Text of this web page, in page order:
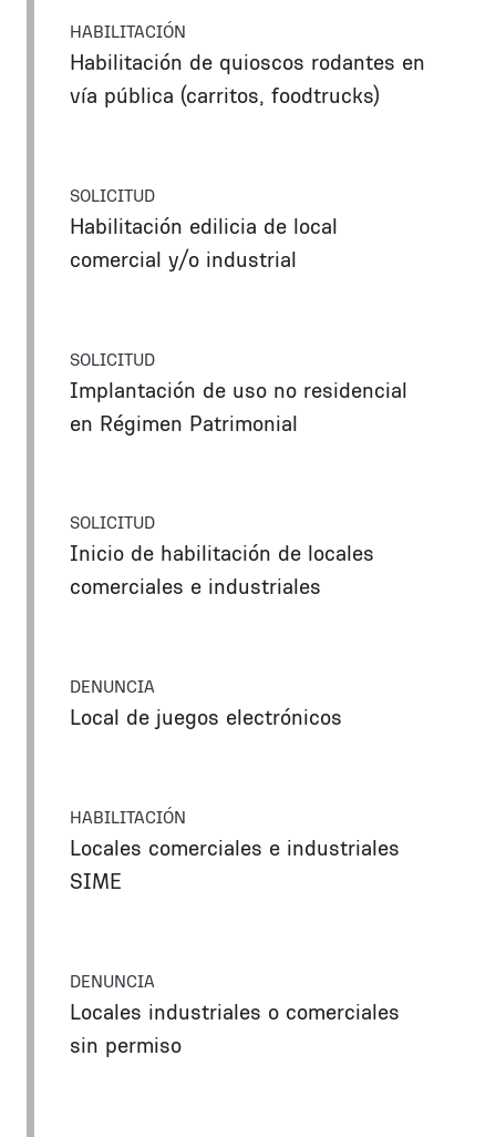
HABILITACIÓN
Habilitación de quioscos rodantes en
vía pública (carritos, foodtrucks)
SOLICITUD
Habilitación edilicia de local
comercial y/o industrial
SOLICITUD
Implantación de uso no residencial
en Régimen Patrimonial
SOLICITUD
Inicio de habilitación de locales
comerciales e industriales
DENUNCIA
Local de juegos electrónicos
HABILITACIÓN
Locales comerciales e industriales
SIME
DENUNCIA
Locales industriales o comerciales
sin permiso